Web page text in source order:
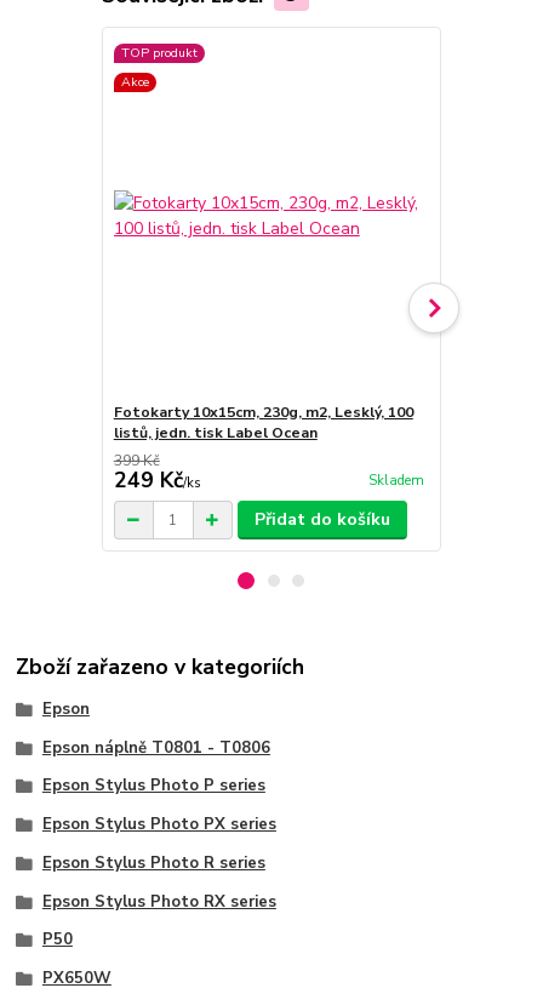
TOP produkt
Akce
Fotokarty 10x15cm, 230g, m2, Lesklý, 100
listů, jedn. tisk Label Ocean
399 Kč
249 Kč/ks Skladem
Přidat do košíku
Zboží zařazeno v kategoriích
Epson
Epson náplně T0801 - T0806
Epson Stylus Photo P series
Epson Stylus Photo PX series
Epson Stylus Photo R series
Epson Stylus Photo RX series
P50
PX650W